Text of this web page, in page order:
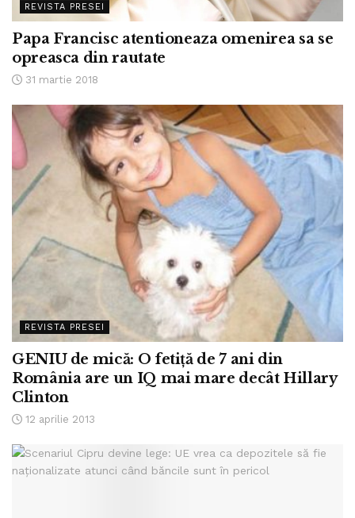
REVISTA PRESEI
Papa Francisc atentioneaza omenirea sa se
opreasca din rautate
31 martie 2018
REVISTA PRESEI
GENIU de mică: O fetiţă de 7 ani din
România are un IQ mai mare decât Hillary
Clinton
12 aprilie 2013